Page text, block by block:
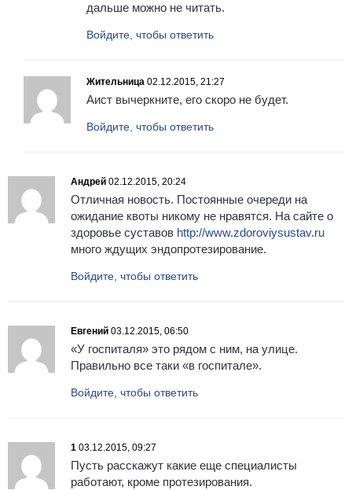
дальше можно не читать.
Войдите, чтобы ответить
Жительница 02.12.2015, 21:27
Аист вычеркните, его скоро не будет.
Войдите, чтобы ответить
Андрей 02.12.2015, 20:24
Отличная новость. Постоянные очереди на
ожидание квоты никому не нравятся. На сайте о
здоровье суставов http://www.zdoroviysustav.ru
много ждущих эндопротезирование.
Войдите, чтобы ответить
Евгений 03.12.2015, 06:50
«У госпиталя» это рядом с ним, на улице.
Правильно все таки «в госпитале».
Войдите, чтобы ответить
1 03.12.2015, 09:27
Пусть расскажут какие еще специалисты
работают, кроме протезирования.